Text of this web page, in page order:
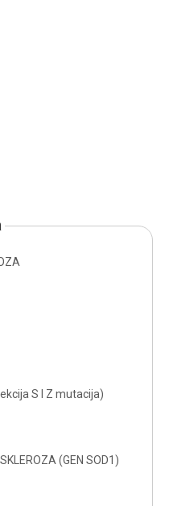
S I Z mutacija)
(GEN SOD1)